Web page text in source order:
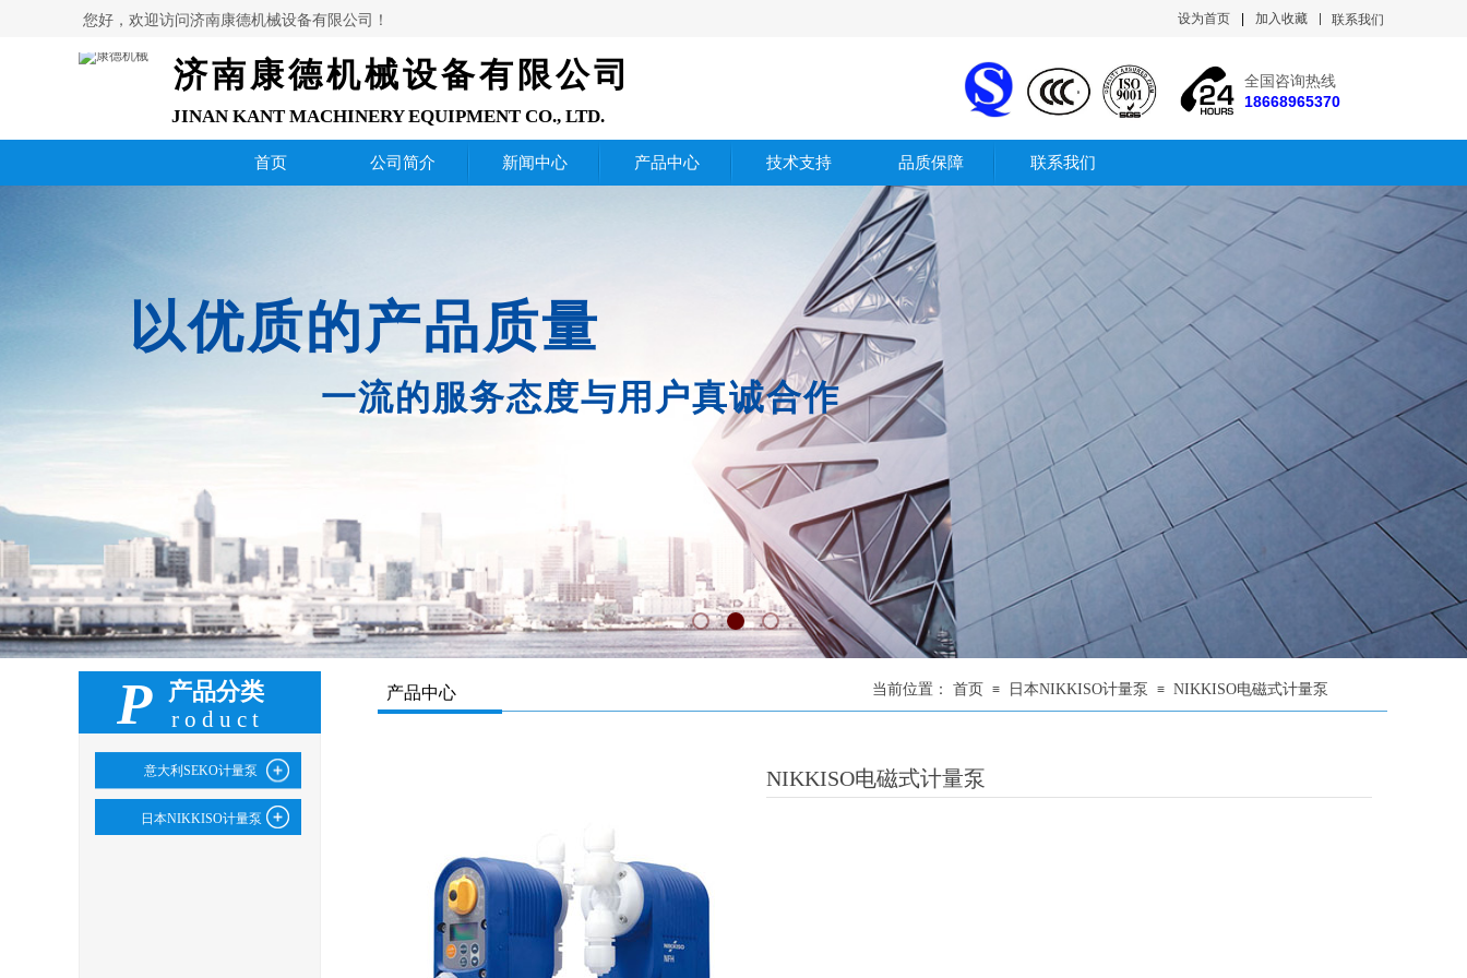
设为首页 加入收藏
您好，欢迎访问济南康德机械设备有限公司！ 联系我们
全国咨询热线
18668965370
济南康德机械设备有限公司
JINAN KANT MACHINERY EQUIPMENT CO., LTD.
首页 公司简介 新闻中心 产品中心 技术支持 品质保障 联系我们
以优质的产品质量
一流的服务态度与用户真诚合作
P 产品分类 产品中心 当前位置： 首页 ≡ 日本NIKKISO计量泵 ≡ NIKKISO电磁式计量泵
roduct
NIKKISO电磁式计量泵
意大利SEKO计量泵
日本NIKKISO计量泵